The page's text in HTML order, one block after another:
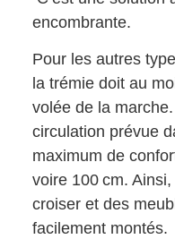
encombrante.
Pour les autres
la trémie doit au
volée de la
circulation prévue
maximum de
voire 100 cm.
croiser et des
facilement montés.